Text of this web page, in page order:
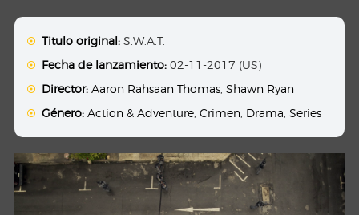
Titulo original: S.W.A.T.
Fecha de lanzamiento: 02-11-2017 (US)
Director: Aaron Rahsaan Thomas ,Shawn Ryan
Género: Action & Adventure ,Crimen Drama ,Series